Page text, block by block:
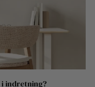
indretning?